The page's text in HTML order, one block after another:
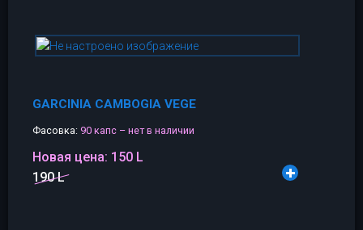
GARCINIA CAMBOGIA VEGE
Фасовка: 90 капс – нет в наличии
Новая цена: 150 L
190 L